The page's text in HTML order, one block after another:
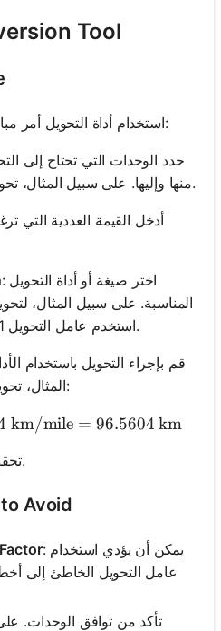
Tool
استخدام أداة التحويل أمر مباشر. إليك دليل خطوة بخطوة:
منها وإليها. على سبيل المثال، تحويل الأميال إلى كيلومترات.
: اختر صيغة أو أداة التحويل
المناسبة. على سبيل المثال،
استخدم عامل التحويل 1 ميل = 1.60934 كيلومتر.
المثال، تحويل 60 ميلاً إلى كيلومترات:
60 \text{ miles} \times
km/mile = 96.5604 km
: تحقق من دقة النتيجة.
Avoid
: يمكن أن يؤدي استخدام
عامل التحويل الخاطئ إلى